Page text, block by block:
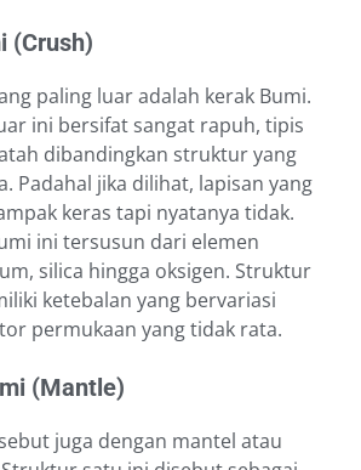
(Crush)
paling luar adalah kerak Bumi.
ini bersifat sangat rapuh, tipis
dibandingkan struktur yang
Padahal jika dilihat, lapisan yang
keras tapi nyatanya tidak.
ini tersusun dari elemen
silica hingga oksigen. Struktur
ketebalan yang bervariasi
permukaan yang tidak rata.
(Mantle)
juga dengan mantel atau